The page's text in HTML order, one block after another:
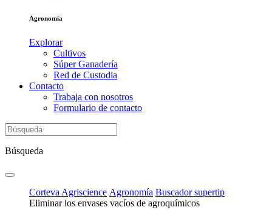
Agronomía
Explorar
Cultivos
Súper Ganadería
Red de Custodia
Contacto
Trabaja con nosotros
Formulario de contacto
Búsqueda
Corteva Agriscience Agronomía Buscador supertip
Eliminar los envases vacíos de agroquímicos